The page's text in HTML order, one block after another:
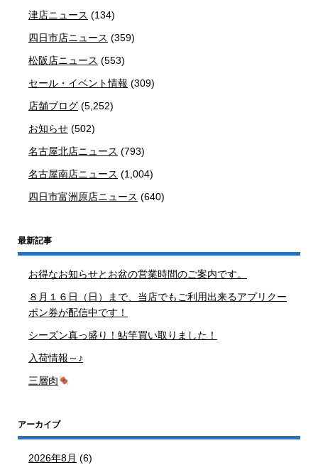
津店ニュース (134)
四日市店ニュース (359)
松阪店ニュース (553)
セール・イベント情報 (309)
店舗ブログ (5,252)
お知らせ (502)
名古屋北店ニュース (793)
名古屋南店ニュース (1,004)
四日市富洲原店ニュース (640)
最新記事
お得なお知らせとお盆の営業時間のご案内です。
８月１６日（日）まで、当店でもご利用出来るアプリクー
ポン券が配信中です！
シーズン真っ盛り！鮎竿買い取りました！
入荷情報～♪
三層肉
アーカイブ
2026年8月 (6)